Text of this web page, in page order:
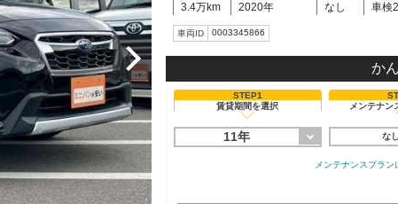
3.4万km
2020年
なし
車検
車両ID 0003345866
か
STEP1
賃貸期間を選択
11年
メンテナン
なし
メンテナンスプラン